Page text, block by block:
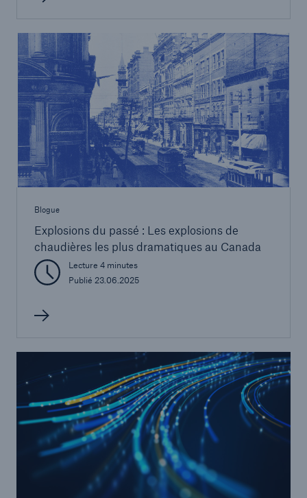
Blogue
Explosions du passé : Les explosions de
chaudières les plus dramatiques au Canada
Lecture 4 minutes
Publié 23.06.2025